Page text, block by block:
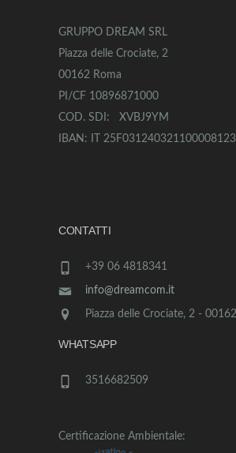
GRUPPO DREAM SRL
Piazza delle Crociate, 2
00162 Roma
PI/CF 10896871000
COD. SDI: XVBJ9YM
IBAN: IT
CONTATTI
+39 06 4818341
info@dreamcom.it
Piazza delle Crociate, 2 -
WHATSAPP
3516682509
Certificazione Ambientale: